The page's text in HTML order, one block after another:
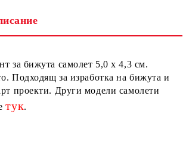
за бижута самолет 5,0 х 4,3 см.
Подходящ за изработка на бижута и
проекти. Други модели самолети
тук.